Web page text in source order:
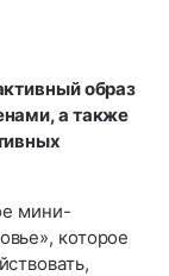
образ
а также
мини-
которое